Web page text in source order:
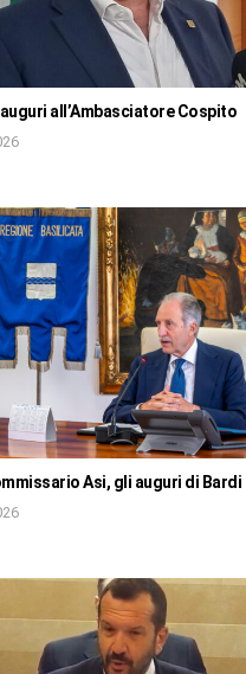
all’Ambasciatore Cospito
Asi, gli auguri di Bardi